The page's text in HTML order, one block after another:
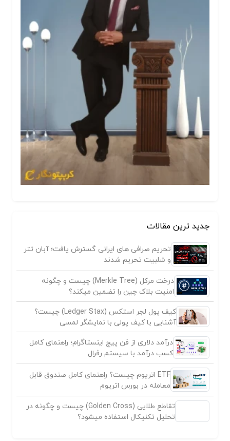
جدید ترین مقالات
تحریم صرافی های ایرانی گسترش یافت؛ آبان تتر
و شلبیت تحریم شدند
درخت مرکل (Merkle Tree) چیست و چگونه
امنیت بلاک چین را تضمین میکند؟
کیف پول لجر استکس (Ledger Stax) چیست؟
آشنایی با کیف پولی با نمایشگر لمسی
درآمد دلاری از فن پیج اینستاگرام؛ راهنمای کامل
کسب درآمد با سیستم رفرال
ETF اتریوم چیست؟ راهنمای کامل صندوق قابل
معامله در بورس اتریوم
تقاطع طلایی (Golden Cross) چیست و چگونه در
تحلیل تکنیکال استفاده میشود؟